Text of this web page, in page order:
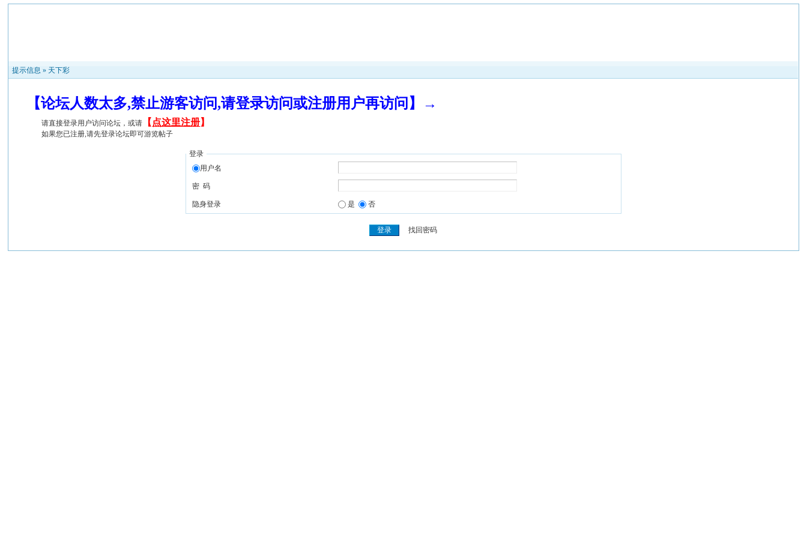
提示信息 » 天下彩
【论坛人数太多,禁止游客访问,请登录访问或注册用户再访问】→
请直接登录用户访问论坛，或请 【 点这里注册】
如果您已注册,请先登录论坛即可游览帖子
登录
用户名
密 码
隐身登录 是 否
找回密码